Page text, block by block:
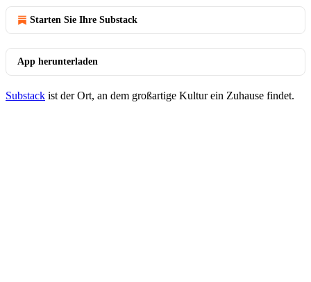
Starten Sie Ihre Substack
App herunterladen
Substack ist der Ort, an dem großartige Kultur ein Zuhause findet.